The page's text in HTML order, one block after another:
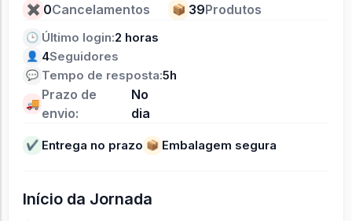
✖ 0Cancelamentos 📦 39Produtos
🕒 Último login:2 horas
👤 4Seguidores
💬 Tempo de resposta:5h
🚚
Prazo de
envio:
No
dia
✔ Entrega no prazo 📦 Embalagem segura
Início da Jornada